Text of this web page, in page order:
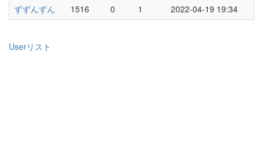
ずずんずん
1516 0 1 2022-04-19 19:34
Userリスト